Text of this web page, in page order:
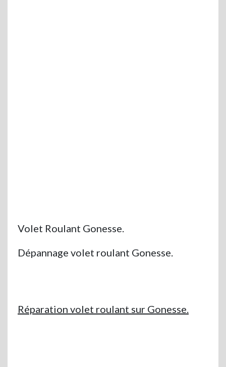
Volet Roulant Gonesse.
Dépannage volet roulant Gonesse.
Réparation volet roulant sur Gonesse.